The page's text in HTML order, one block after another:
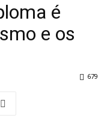
é
e os
679